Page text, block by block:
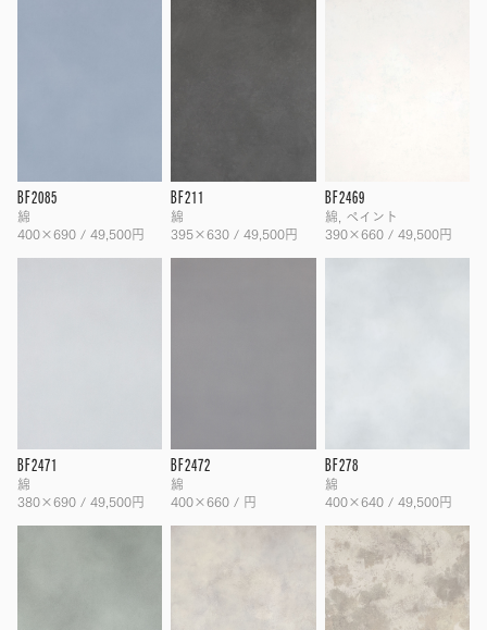
BF2085
綿
400×690 / 49,500円
BF211
綿
395×630 / 49,500円
BF2469
綿, ペイント
390×660 / 49,500円
BF2471
綿
380×690 / 49,500円
BF2472
綿
400×660 / 円
BF278
綿
400×640 / 49,500円